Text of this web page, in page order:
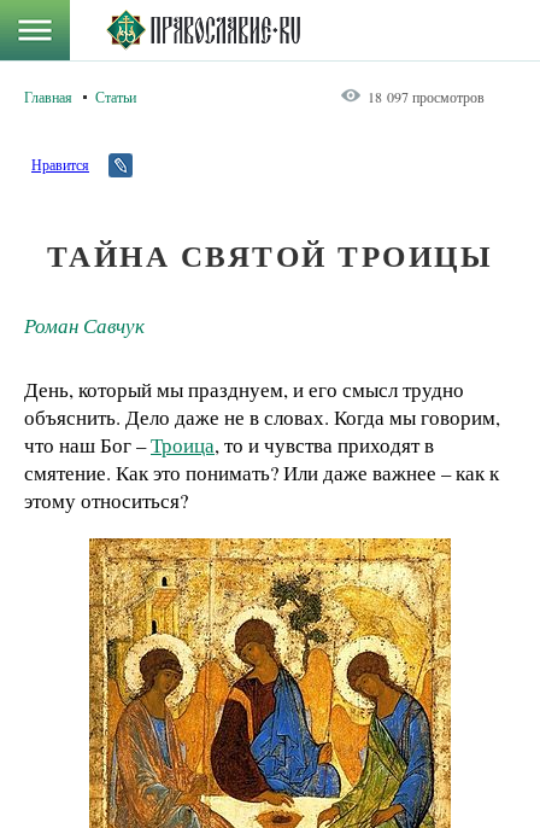
Главная Статьи 18 097 просмотров
Нравится
ТАЙНА СВЯТОЙ ТРОИЦЫ
Роман Савчук
День, который мы празднуем, и его смысл трудно
объяснить. Дело даже не в словах. Когда мы говорим,
что наш Бог –Троица, то и чувства приходят в
смятение. Как это понимать? Или даже важнее – как к
этому относиться?